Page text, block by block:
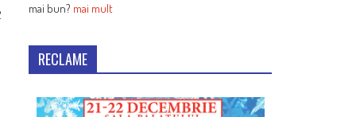
mai bun? mai mult
RECLAME